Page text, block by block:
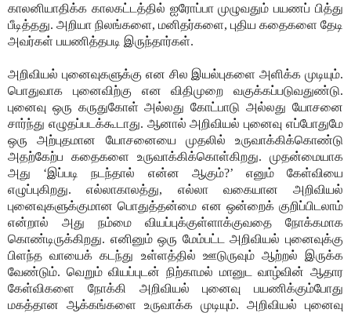
காலனியாதிக்க காலகட்டத்தில் ஐரோப்பா முழுவதும் பயணப் பித்து
பீடித்தது. அறியா நிலங்களை, மனிதர்களை, புதிய கதைகளை தேடி
அவர்கள் பயணித்தபடி இருந்தார்கள்.
அறிவியல் புனைவுகளுக்கு என சில இயல்புகளை அளிக்க முடியும்.
பொதுவாக புனைவிற்கு என விதிமுறை வகுக்கப்படுவதுண்டு.
புனைவு ஒரு கருதுகோள் அல்லது கோட்பாடு அல்லது யோசனை
சார்ந்து எழுதப்படக்கூடாது. ஆனால் அறிவியல் புனைவு எப்போதுமே
ஒரு அற்புதமான யோசனையை முதலில் உருவாக்கிக்கொண்டு
அதற்கேற்ப கதைகளை உருவாக்கிக்கொள்கிறது. முதன்மையாக
அது ‘இப்படி நடந்தால் என்ன ஆகும்?’ எனும் கேள்வியை
எழுப்புகிறது. எல்லாகாலத்து, எல்லா வகையான அறிவியல்
புனைவுகளுக்குமான பொதுத்தன்மை என ஒன்றைக் குறிப்பிடலாம்
என்றால் அது நம்மை வியப்புக்குள்ளாக்குவதை நோக்கமாக
கொண்டிருக்கிறது. எனினும் ஒரு மேம்பட்ட அறிவியல் புனைவுக்கு
பிளந்த வாயைக் கடந்து உள்ளத்தில் ஊடுருவும் ஆற்றல் இருக்க
வேண்டும். வெறும் வியப்புடன் நிற்காமல் மானுட வாழ்வின் ஆதார
கேள்விகளை நோக்கி அறிவியல் புனைவு பயணிக்கும்போது
மகத்தான ஆக்கங்களை உருவாக்க முடியும். அறிவியல் புனைவு